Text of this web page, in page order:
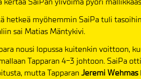
hetkeä myöhemmin SaiPa tuli
sai Matias Mäntykivi.
nousi lopussa kuitenkin voittoon,
Tapparan 4-3 johtoon. SaiPa
mutta Tapparan Jeremi Wehmas